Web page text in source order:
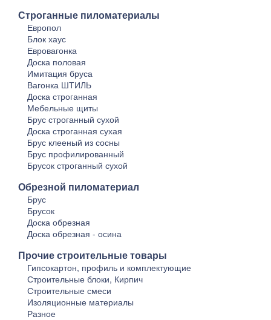
Строганные пиломатериалы
Европол
Блок хаус
Евровагонка
Доска половая
Имитация бруса
Вагонка ШТИЛЬ
Доска строганная
Мебельные щиты
Брус строганный сухой
Доска строганная сухая
Брус клееный из сосны
Брус профилированный
Брусок строганный сухой
Обрезной пиломатериал
Брус
Брусок
Доска обрезная
Доска обрезная - осина
Прочие строительные товары
Гипсокартон, профиль и комплектующие
Строительные блоки, Кирпич
Строительные смеси
Изоляционные материалы
Разное